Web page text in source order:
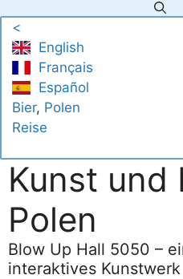
Inhalt
springen
<
English
Français
Español
Bier, Polen
Reise
Kunst und
Polen
Blow Up Hall 5050 –
interaktives Kunstwerk